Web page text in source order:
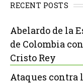
RECENT POSTS
Abelardo de la
de Colombia
Cristo Rey
Ataques contra